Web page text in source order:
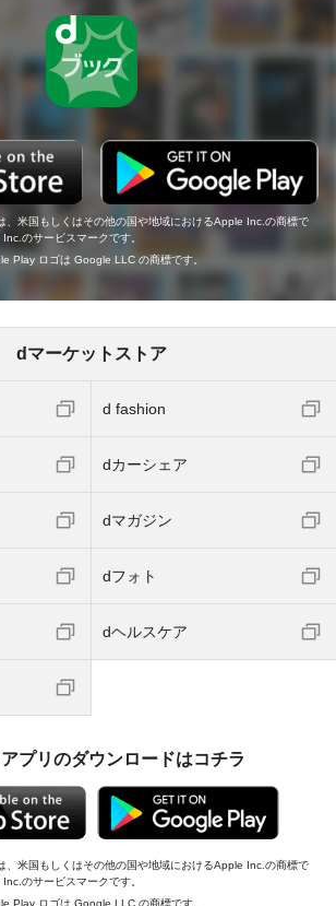
米国もしくはその他の国や地域におけるApple Inc.の商標で
のサービスマークです。
Play ロゴは Google LLC の商標です。
dマーケットストア
d fashion
dカーシェア
dマガジン
dフォト
dヘルスケア
プリのダウンロードはコチラ
米国もしくはその他の国や地域におけるApple Inc.の商標で
のサービスマークです。